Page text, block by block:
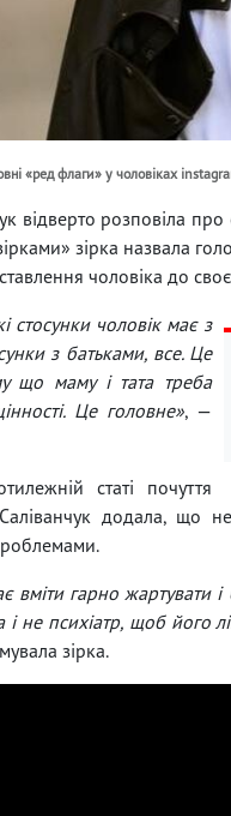
«ред флаги» у чоловіках
відверто розповіла
зірка назвала
чоловіка до
стосунки чоловік має з
з батьками, все. Це
що маму і тата треба
Це головне», —
статі почуття
Саліванчук додала,
вміти гарно жартувати
не психіатр, щоб його
зірка.